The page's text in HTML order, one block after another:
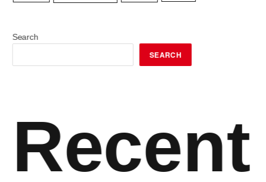
Search
SEARCH
Recent